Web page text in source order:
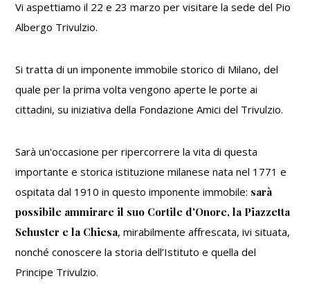
Vi aspettiamo il 22 e 23 marzo per visitare la sede del Pio
Albergo Trivulzio.
Si tratta di un imponente immobile storico di Milano, del
quale per la prima volta vengono aperte le porte ai
cittadini, su iniziativa della Fondazione Amici del Trivulzio.
Sarà un'occasione per ripercorrere la vita di questa
importante e storica istituzione milanese nata nel 1771 e
ospitata dal 1910 in questo imponente immobile: sarà
possibile ammirare il suo Cortile d'Onore, la Piazzetta
Schuster e la Chiesa, mirabilmente affrescata, ivi situata,
nonché conoscere la storia dell’Istituto e quella del
Principe Trivulzio.